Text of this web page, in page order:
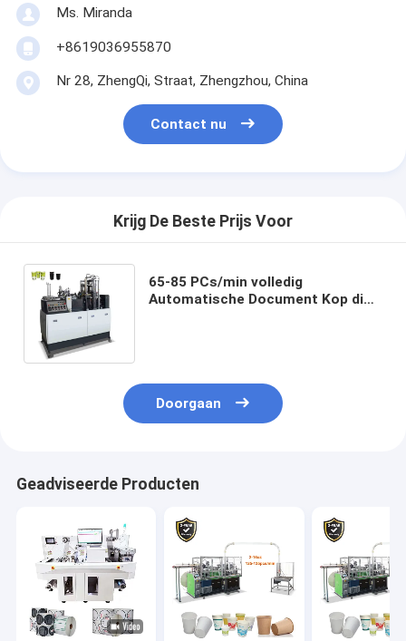
Ms. Miranda
+8619036955870
Nr 28, ZhengQi, Straat, Zhengzhou, China
Contact nu
Krijg De Beste Prijs Voor
65-85 PCs/min volledig
Automatische Document Kop die
Doorgaan
Geadviseerde Producten